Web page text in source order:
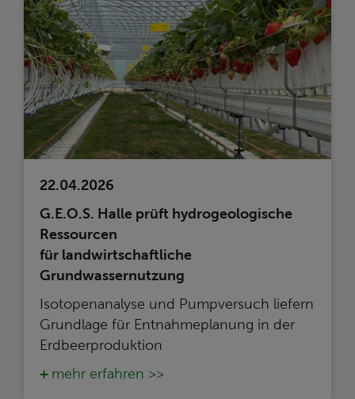
22.04.2026
G.E.O.S. Halle prüft hydrogeologische
Ressourcen
für landwirtschaftliche
Grundwassernutzung
Isotopenanalyse und Pumpversuch liefern
Grundlage für Entnahmeplanung in der
Erdbeerproduktion
mehr erfahren >>